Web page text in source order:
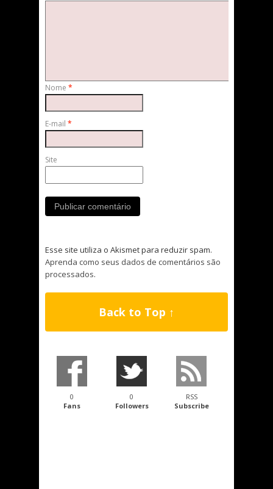
Nome *
E-mail *
Site
Esse site utiliza o Akismet para reduzir spam.
Aprenda como seus dados de comentários são
processados.
Back to Top ↑
0
Fans
0
Followers
RSS
Subscribe